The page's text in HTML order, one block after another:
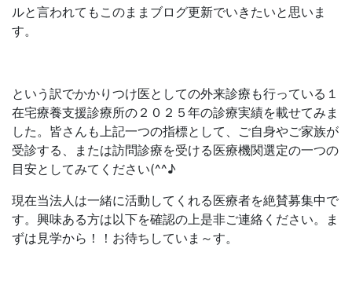
ルと言われてもこのままブログ更新でいきたいと思いま
す。
という訳でかかりつけ医としての外来診療も行っている１
在宅療養支援診療所の２０２５年の診療実績を載せてみま
した。皆さんも上記一つの指標として、ご自身やご家族が
受診する、または訪問診療を受ける医療機関選定の一つの
目安としてみてください(^^♪
現在当法人は一緒に活動してくれる医療者を絶賛募集中で
す。興味ある方は以下を確認の上是非ご連絡ください。ま
ずは見学から！！お待ちしていま～す。